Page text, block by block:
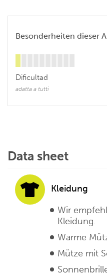
Besonderheiten dieser
Dificultad
adatta a tutti
Data sheet
Kleidung
Wir
Kleidung.
Warme
Mütze mit